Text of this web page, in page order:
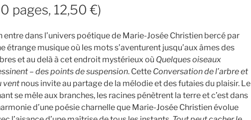
pages, 12,50 €)
entre dans l’univers poétique de Marie-Josée Christien bercé par
étrange musique où les mots s’aventurent jusqu’aux âmes des
et au delà à cet endroit mystérieux où Quelques oiseaux
– des points de suspension. Cette Conversation de l’arbre et
vent nous invite au partage de la mélodie et des futaies du plaisir. Le
se mêle aux branches, les racines pénètrent la terre et c’est dans
d’une poésie charnelle que Marie-Josée Christien évolue